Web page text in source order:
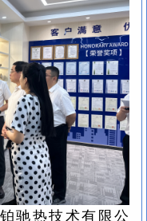
驰热技术有限公